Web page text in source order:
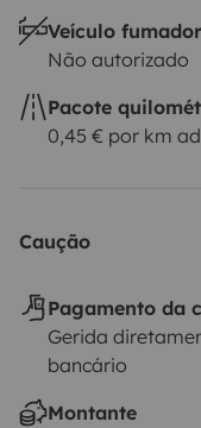
Veículo fumador
Não autorizado
Pacote
0,45 € por km
Caução
Pagamento da
Gerida
bancário
Montante